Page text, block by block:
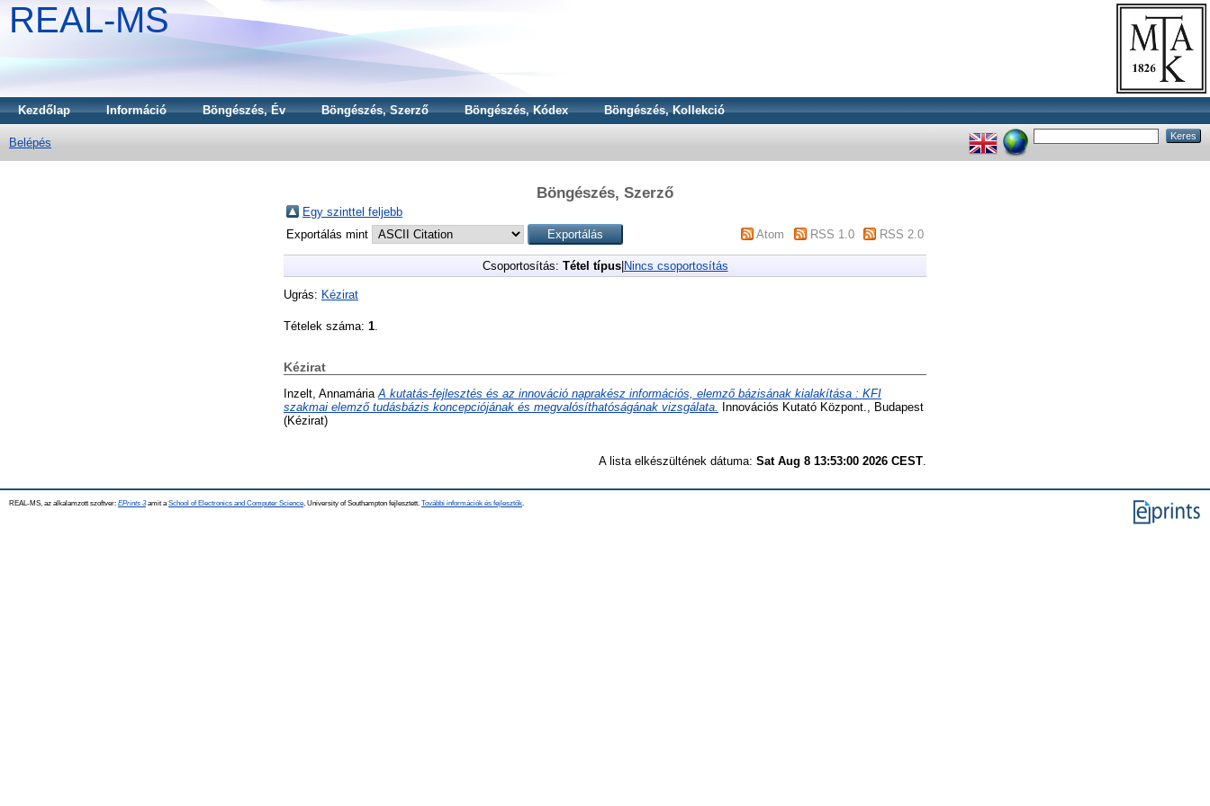
REAL-MS
Kezdőlap Információ Böngészés, Év Böngészés, Szerző Böngészés, Kódex Böngészés, Kollekció
Belépés
Böngészés, Szerző
Egy szinttel feljebb
Exportálás mint
Atom RSS 1.0 RSS 2.0
Csoportosítás: Tétel típus| Nincs csoportosítás
Ugrás: Kézirat
Tételek száma: 1
Kézirat
Inzelt, Annamária A kutatás-fejlesztés és az innováció naprakész információs, elemző bázisának kialakítása : KFI
szakmai elemző tudásbázis koncepciójának és megvalósíthatóságának vizsgálata. Innovációs Kutató Központ., Budapest
(Kézirat)
A lista elkészültének dátuma: Sat Aug 8 13:53:00 2026 CEST
REAL-MS, az alkalamzott szoftver: EPrints 3amit a School of Electronics and Computer Science , University of Southampton fejlesztett. További információk és fejlesztők